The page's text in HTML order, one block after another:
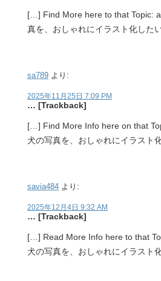
[…] Find More here to that Topic:
真を、おしゃれにイラスト化した
sa789 より:
2025年11月25日 7:09 PM
… [Trackback]
[…] Find More Info here on that
犬の写真を、おしゃれにイラスト
savia484 より:
2025年12月4日 9:32 AM
… [Trackback]
[…] Read More Info here to that
犬の写真を、おしゃれにイラスト